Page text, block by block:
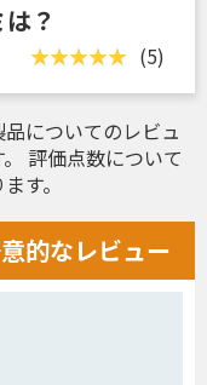
？
(5)
についてのレビュ
評価点数について
す。
的なレビュー